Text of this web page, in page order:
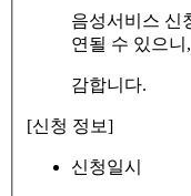
음성서비스 신
연될 수 있으
감합니다.
[신청 정보]
신청일시